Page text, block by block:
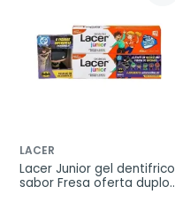
LACER
Lacer Junior gel dentifrico
sabor Fresa oferta duplo,